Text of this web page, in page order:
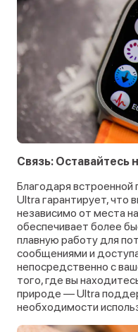
Связь: Оставайтесь
Благодаря
Ultra гарантирует, что
независимо от места
обеспечивает более
плавную работу для
сообщениями и
непосредственно с
того, где вы
природе — Ultra
необходимости